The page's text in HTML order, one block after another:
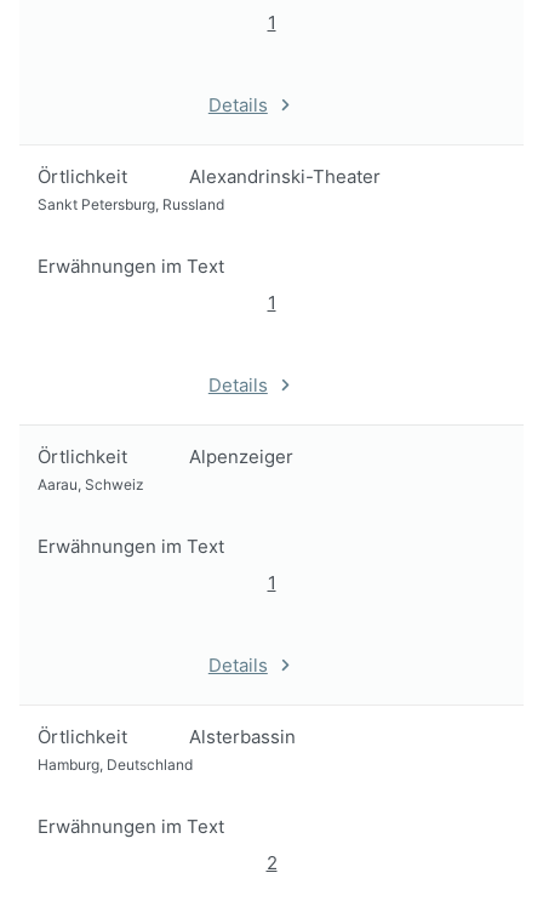
1
Details
Örtlichkeit Alexandrinski-Theater
Sankt Petersburg, Russland
Erwähnungen im Text
1
Details
Örtlichkeit Alpenzeiger
Aarau, Schweiz
Erwähnungen im Text
1
Details
Örtlichkeit Alsterbassin
Hamburg, Deutschland
Erwähnungen im Text
2